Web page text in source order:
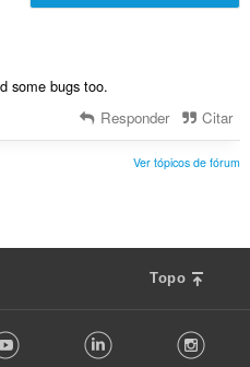
some bugs too.
Responder Citar
Ver tópicos de fórum
Topo
Youtube LinkedIn